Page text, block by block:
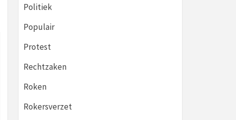
Politiek
Populair
Protest
Rechtzaken
Roken
Rokersverzet